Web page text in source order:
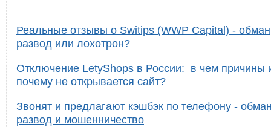
Реальные отзывы о Switips (WWP Capital) -
развод или лохотрон?
Отключение LetyShops в России: в чем причины
почему не открывается сайт?
Звонят и предлагают кэшбэк по телефону -
развод и мошенничество